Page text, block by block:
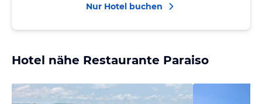
Nur Hotel buchen
Hotel nähe Restaurante Paraiso